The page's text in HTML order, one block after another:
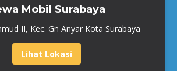
Mobil Surabaya
II, Kec. Gn Anyar Kota Surabaya
Lihat Lokasi